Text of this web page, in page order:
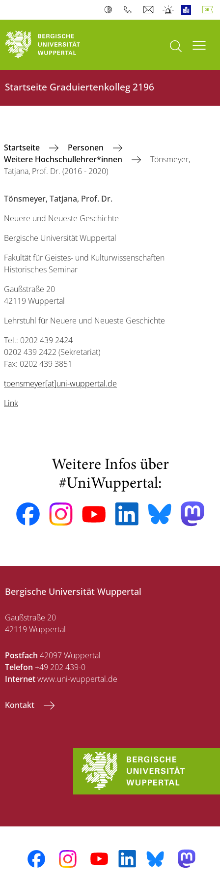
Suche öffnen
Startseite ‎Graduiertenkolleg 2196
‎Startseite
Personen
Weitere Hochschullehrer*innen
Tönsmeyer,
Tatjana, Prof. Dr. (2016 - 2020)
Tönsmeyer, Tatjana, Prof. Dr.
Neuere und Neueste Geschichte
Bergische Universität Wuppertal
Fakultät für Geistes- und Kulturwissenschaften
Historisches Seminar
Gaußstraße 20
42119 Wuppertal
Lehrstuhl für Neuere und Neueste Geschichte
Tel.: 0202 439 2424
0202 439 2422 (Sekretariat)
Fax: 0202 439 3851
toensmeyer[at]uni-wuppertal.de
Link
Weitere Infos über
#UniWuppertal:
Bergische Universität Wuppertal
Gaußstraße 20
42119 Wuppertal
Postfach 42097 Wuppertal
Telefon +49 202 439-0
Internetwww.uni-wuppertal.de
Kontakt